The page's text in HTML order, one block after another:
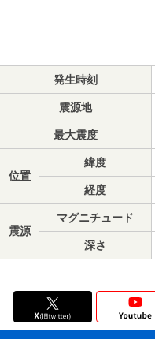
発生時刻
震源地
最大震度
位置
緯度
経度
震源
マグニチュード
深さ